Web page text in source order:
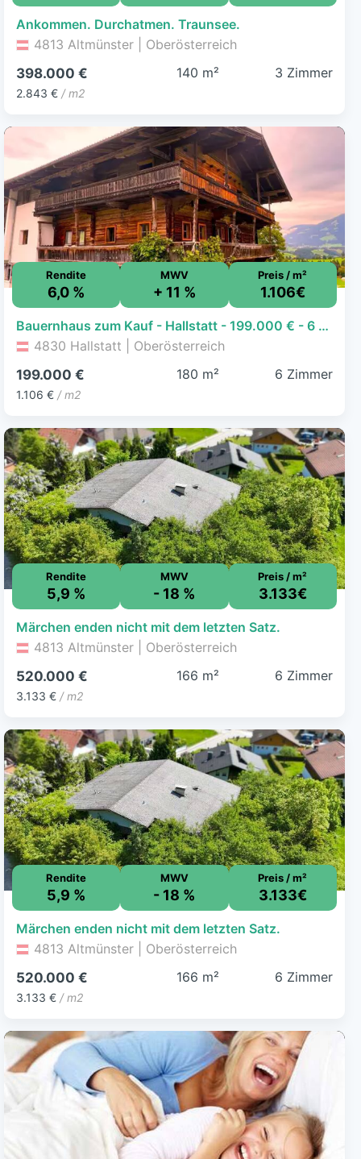
Ankommen. Durchatmen. Traunsee.
4813 Altmünster | Oberösterreich
398.000 €
2.843 € / m2
140 m² 3 Zimmer
Rendite
6,0 %
MWV
+ 11 %
Preis / m²
1.106€
Bauernhaus zum Kauf - Hallstatt - 199.000 € - 6 Zimmer, 180 m²
4830 Hallstatt | Oberösterreich
199.000 €
1.106 € / m2
180 m² 6 Zimmer
Rendite
5,9 %
MWV
- 18 %
Preis / m²
3.133€
Märchen enden nicht mit dem letzten Satz.
4813 Altmünster | Oberösterreich
520.000 €
3.133 € / m2
166 m² 6 Zimmer
Rendite
5,9 %
MWV
- 18 %
Preis / m²
3.133€
Märchen enden nicht mit dem letzten Satz.
4813 Altmünster | Oberösterreich
520.000 €
3.133 € / m2
166 m² 6 Zimmer